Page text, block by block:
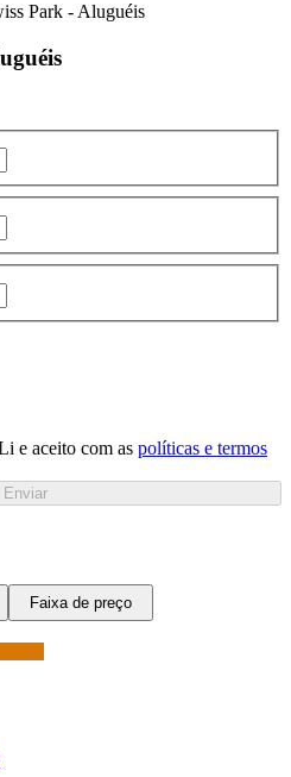
e aceito com as políticas e termos
Enviar
Faixa de preço